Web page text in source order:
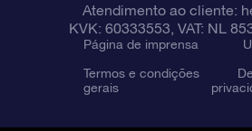
Atendimento ao cliente:
KVK: 60333553, VAT: NL
Página de imprensa
Termos e condições
gerais